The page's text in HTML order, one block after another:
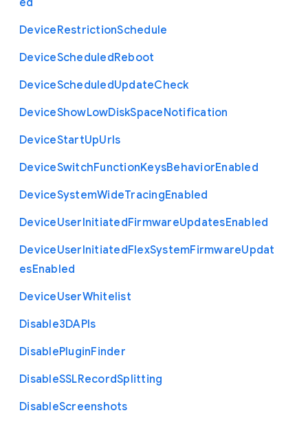
ed
DeviceRestrictionSchedule
DeviceScheduledReboot
DeviceScheduledUpdateCheck
DeviceShowLowDiskSpaceNotification
DeviceStartUpUrls
DeviceSwitchFunctionKeysBehaviorEnabled
DeviceSystemWideTracingEnabled
DeviceUserInitiatedFirmwareUpdatesEnabled
DeviceUserInitiatedFlexSystemFirmwareUpdat
esEnabled
DeviceUserWhitelist
Disable3DAPIs
DisablePluginFinder
DisableSSLRecordSplitting
DisableScreenshots